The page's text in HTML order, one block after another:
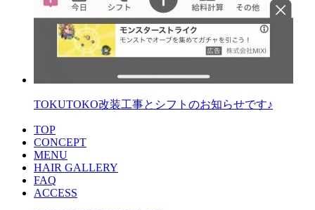
TOKUTOKO改装工事とシフトのお知らせです♪
TOP
CONCEPT
MENU
HAIR GALLERY
FAQ
ACCESS